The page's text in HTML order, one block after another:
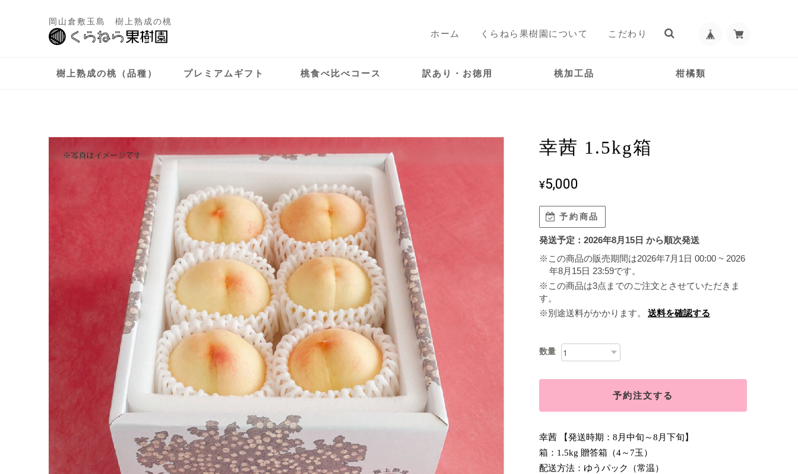
岡山倉敷玉島 樹上熟成の桃
ホーム くらねら果樹園について こだわり
樹上熟成の桃（品種） プレミアムギフト 桃食べ比べコース 訳あり・お徳用 桃加工品 柑橘類
幸茜 1.5kg箱
¥5,000
予約商品
発送予定：2026年8月15日 から順次発送
※この商品の販売期間は2026年7月1日 00:00 ~ 2026
年8月15日 23:59です。
※この商品は3点までのご注文とさせていただきま
す。
※別途送料がかかります。
送料を確認する
数量
予約注文する
幸茜 【発送時期：8月中旬～8月下旬】
箱：1.5kg 贈答箱（4～7玉）
配送方法：ゆうパック（常温）